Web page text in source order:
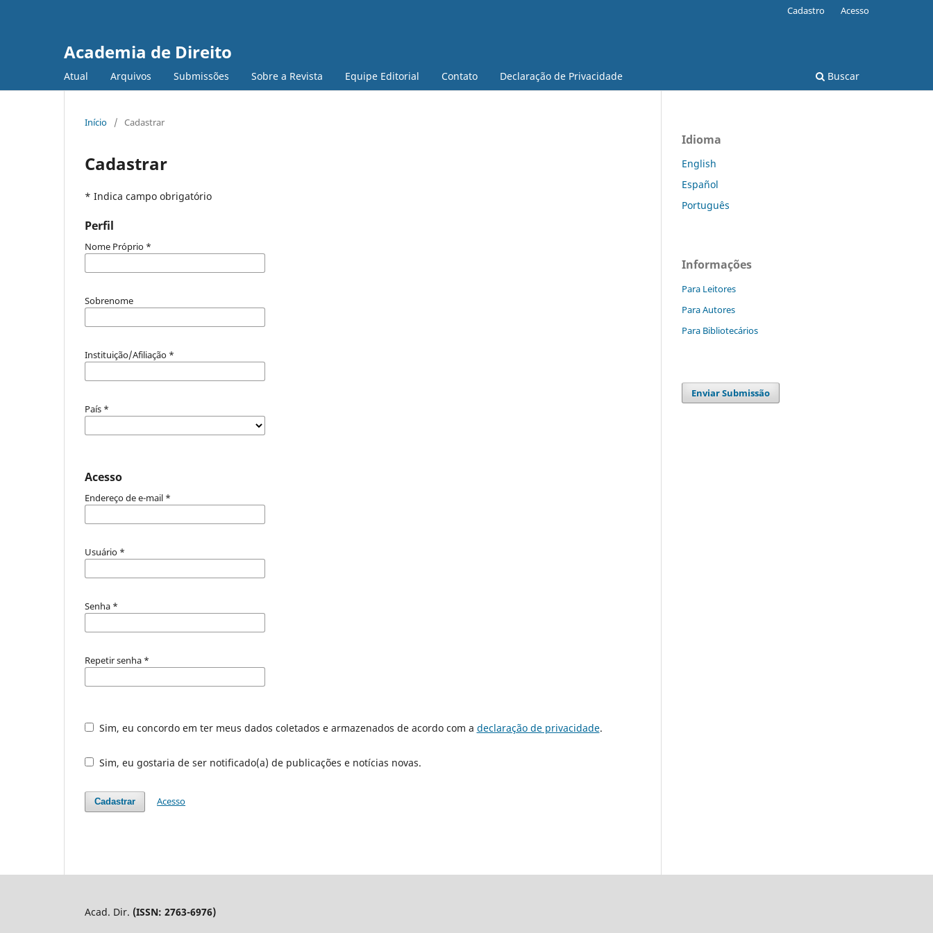
Academia de Direito
Atual Arquivos Submissões Sobre a Revista Equipe Editorial Contato Declaração de Privacidade Buscar
Cadastro Acesso
Início / Cadastrar
Cadastrar
* Indica campo obrigatório
Perfil
Nome Próprio *
Sobrenome
Instituição/Afiliação *
País *
Acesso
Endereço de e-mail *
Usuário *
Senha *
Repetir senha *
Sim, eu concordo em ter meus dados coletados e armazenados de acordo com a declaração de privacidade.
Sim, eu gostaria de ser notificado(a) de publicações e notícias novas.
Cadastrar Acesso
Idioma
English
Español
Português
Informações
Para Leitores
Para Autores
Para Bibliotecários
Enviar Submissão
Acad. Dir. (ISSN: 2763-6976)